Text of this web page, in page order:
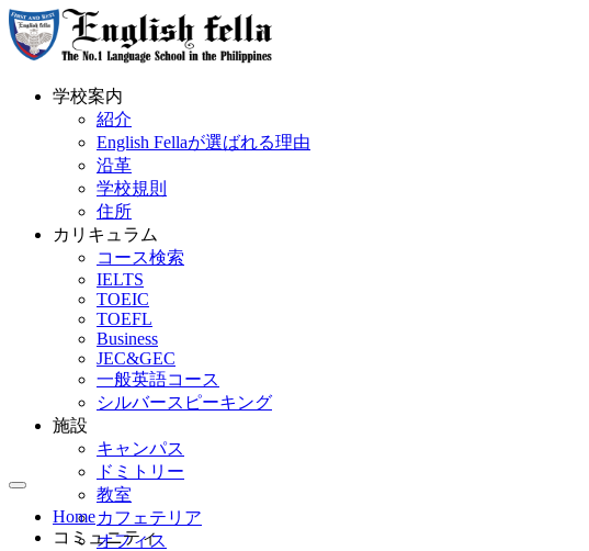
学校案内
紹介
English Fellaが選ばれる理由
沿革
学校規則
住所
カリキュラム
コース検索
IELTS
TOEIC
TOEFL
Business
JEC&GEC
一般英語コース
シルバースピーキング
施設
キャンパス
ドミトリー
教室
カフェテリア
オフィス
Home
コミュニティ